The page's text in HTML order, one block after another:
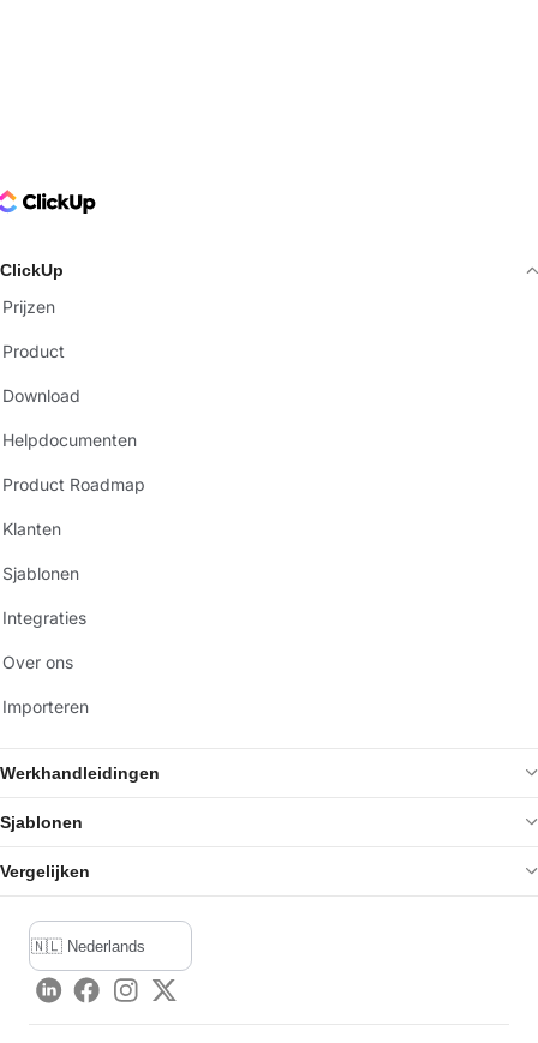
Logo
ClickUp
Prijzen
Product
Download
Helpdocumenten
Product Roadmap
Klanten
Sjablonen
Integraties
Over ons
Importeren
Werkhandleidingen
Sjablonen
Vergelijken
LinkedInFacebook
Instagram
Twitter